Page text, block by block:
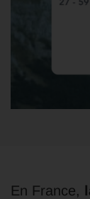
En France,